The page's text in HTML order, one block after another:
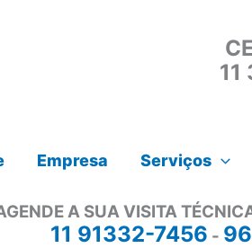
Empresa Serviços
A SUA VISITA
11 91332-7456 -